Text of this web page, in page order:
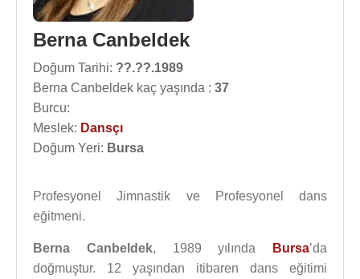
Berna Canbeldek
Doğum Tarihi: ??.??.1989
Berna Canbeldek kaç yaşında : 37
Burcu:
Meslek: Dansçı
Doğum Yeri: Bursa
Profesyonel Jimnastik ve Profesyonel dans
eğitmeni.
Berna Canbeldek, 1989 yılında Bursa’da
doğmuştur. 12 yaşından itibaren dans eğitimi